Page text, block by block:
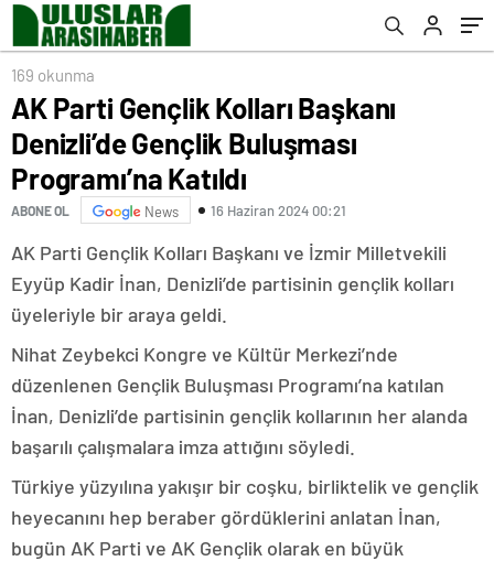
169 okunma
AK Parti Gençlik Kolları Başkanı
Denizli’de Gençlik Buluşması
Programı’na Katıldı
ABONE OL News 16 Haziran 2024 00:21
AK Parti Gençlik Kolları Başkanı ve İzmir Milletvekili
Eyyüp Kadir İnan, Denizli’de partisinin gençlik kolları
üyeleriyle bir araya geldi.
Nihat Zeybekci Kongre ve Kültür Merkezi’nde
düzenlenen Gençlik Buluşması Programı’na katılan
İnan, Denizli’de partisinin gençlik kollarının her alanda
başarılı çalışmalara imza attığını söyledi.
Türkiye yüzyılına yakışır bir coşku, birliktelik ve gençlik
heyecanını hep beraber gördüklerini anlatan İnan,
bugün AK Parti ve AK Gençlik olarak en büyük